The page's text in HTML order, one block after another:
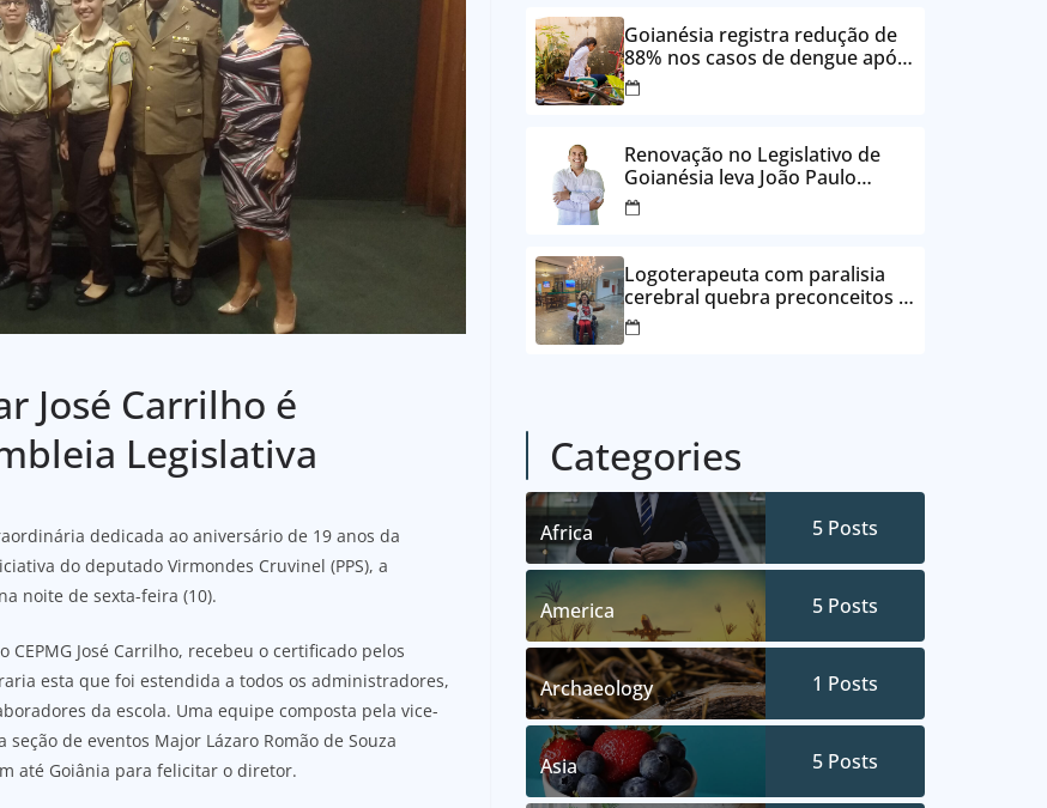
José Carrilho é
Legislativa
dedicada ao aniversário de 19 anos da
do deputado Virmondes Cruvinel (PPS), a
noite de sexta-feira (10).
José Carrilho, recebeu o certificado pelos
esta que foi estendida a todos os administradores,
da escola. Uma equipe composta pela vice-
de eventos Major Lázaro Romão de Souza
até Goiânia para felicitar o diretor.
Goianésia registra redução de
88% nos casos de dengue após
ações de prevenção da
Prefeitura
Renovação no Legislativo de
Goianésia leva João Paulo
Batista à Câmara Municipal
Logoterapeuta com paralisia
cerebral quebra preconceitos e
ajuda pacientes a reencontrar
propósito em Goianésia
Categories
Africa 5 Posts
America 5 Posts
Archaeology 1 Posts
Asia 5 Posts